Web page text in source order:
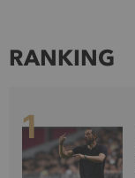
RANKING